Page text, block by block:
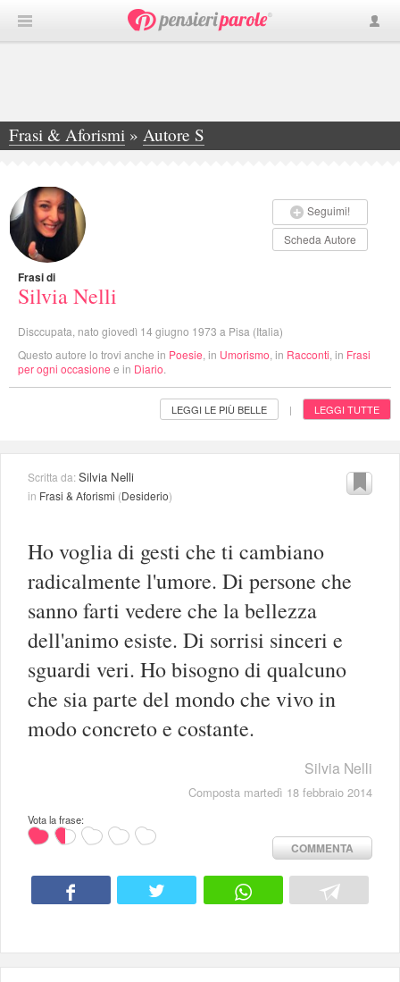
Frasi & Aforismi » Autore S
»Silvia Nelli
Seguimi!
Scheda Autore
Frasi di
Silvia Nelli
Disccupata, nato giovedì 14 giugno 1973 a Pisa (Italia)
Questo autore lo trovi anche in Poesie , in Umorismo , in Racconti , in Frasi
per ogni occasione e in Diario
LEGGI LE PIÙ BELLE | LEGGI TUTTE
Scritta da:Silvia Nelli
in Frasi & Aforismi (Desiderio)
Ho voglia di gesti che ti cambiano
radicalmente l'umore. Di persone che
sanno farti vedere che la bellezza
dell'animo esiste. Di sorrisi sinceri e
sguardi veri. Ho bisogno di qualcuno
che sia parte del mondo che vivo in
modo concreto e costante.
Silvia Nelli
Composta martedì 18 febbraio 2014
Vota la frase:
COMMENTA